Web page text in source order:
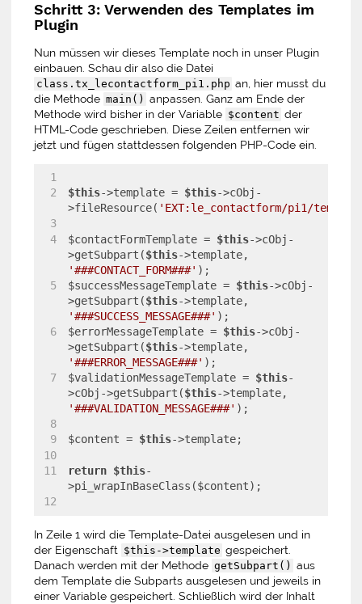
Schritt 3: Verwenden des Templates im
Plugin
Nun müssen wir dieses Template noch in unser Plugin
einbauen. Schau dir also die Datei
class.tx_lecontactform_pi1.php an, hier musst du
die Methode main() anpassen. Ganz am Ende der
Methode wird bisher in der Variable $content der
HTML-Code geschrieben. Diese Zeilen entfernen wir
jetzt und fügen stattdessen folgenden PHP-Code ein.
$this->template = $this->cObj-
>fileResource( 'EXT:le_contactform/pi1/
$contactFormTemplate = $this->cObj-
>getSubpart($this
'###CONTACT_FORM###' );
$successMessageTemplate = $this->cObj-
>getSubpart($this
'###SUCCESS_MESSAGE###' );
$errorMessageTemplate = $this->cObj-
>getSubpart($this
'###ERROR_MESSAGE###' );
$validationMessageTemplate = $this-
>cObj->getSubpart($this
'###VALIDATION_MESSAGE###' );
$content = $this->template;
return $this-
>pi_wrapInBaseClass($content);
In Zeile 1 wird die Template-Datei ausgelesen und in
der Eigenschaft $this->template gespeichert.
Danach werden mit der Methode getSubpart() aus
dem Template die Subparts ausgelesen und jeweils in
einer Variable gespeichert. Schließlich wird der Inhalt